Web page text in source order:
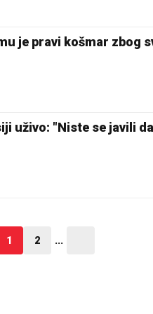
je pravi košmar zbog
uživo: "Niste se javili
1 2 ...